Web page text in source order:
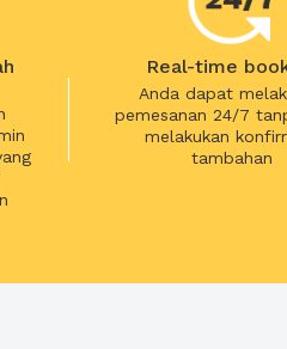
Real-time
Anda dapat
pemesanan 24/7
melakukan
tambahan